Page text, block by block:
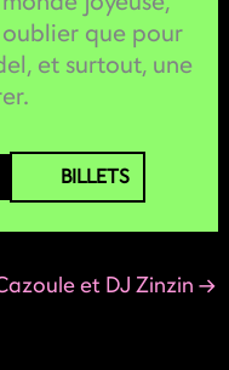
que pour
et surtout, une
BILLETS
et DJ Zinzin→